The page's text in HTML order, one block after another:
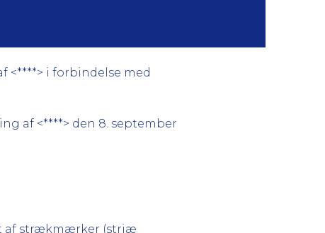
i forbindelse med
af <****> den 8. september
af strækmærker (striæ